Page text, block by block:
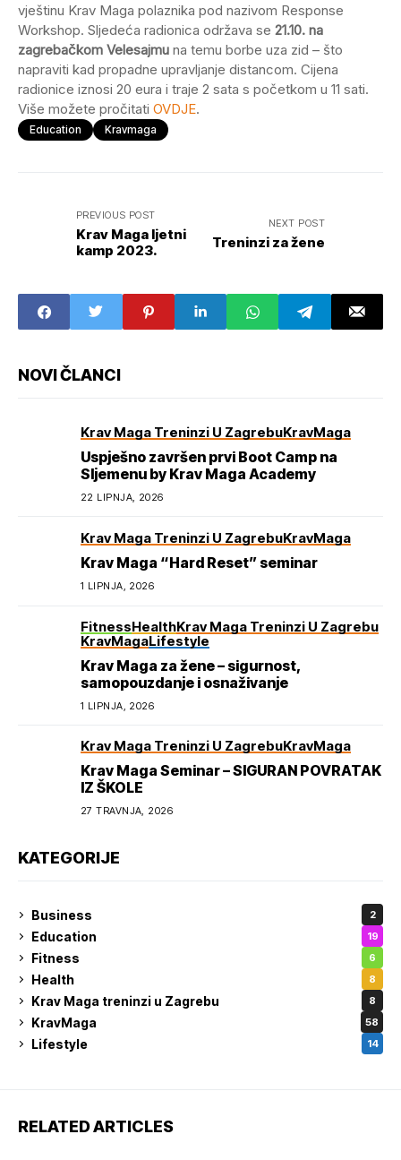
vještinu Krav Maga polaznika pod nazivom Response
Workshop. Sljedeća radionica održava se 21.10. na
zagrebačkom Velesajmu na temu borbe uza zid – što
napraviti kad propadne upravljanje distancom. Cijena
radionice iznosi 20 eura i traje 2 sata s početkom u 11 sati.
Više možete pročitati OVDJE.
Education Kravmaga
PREVIOUS POST
Krav Maga ljetni
kamp 2023.
NEXT POST
Treninzi za žene
NOVI ČLANCI
Krav Maga Treninzi U ZagrebuKravMaga
Uspješno završen prvi Boot Camp na
Sljemenu by Krav Maga Academy
22 LIPNJA, 2026
Krav Maga Treninzi U ZagrebuKravMaga
Krav Maga “Hard Reset” seminar
1 LIPNJA, 2026
FitnessHealthKrav Maga Treninzi U Zagrebu
KravMagaLifestyle
Krav Maga za žene – sigurnost,
samopouzdanje i osnaživanje
1 LIPNJA, 2026
Krav Maga Treninzi U ZagrebuKravMaga
Krav Maga Seminar – SIGURAN POVRATAK
IZ ŠKOLE
27 TRAVNJA, 2026
KATEGORIJE
Business 2
Education 19
Fitness 6
Health 8
Krav Maga treninzi u Zagrebu 8
KravMaga 58
Lifestyle 14
RELATED ARTICLES